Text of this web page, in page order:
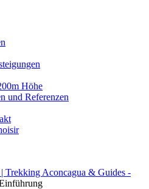
Höhe
und Referenzen
Trekking Aconcagua & Guides -